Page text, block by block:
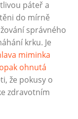
páteř a
do mírně
správného
krku. Je
miminka
ohnutá
že pokusy o
zdravotním